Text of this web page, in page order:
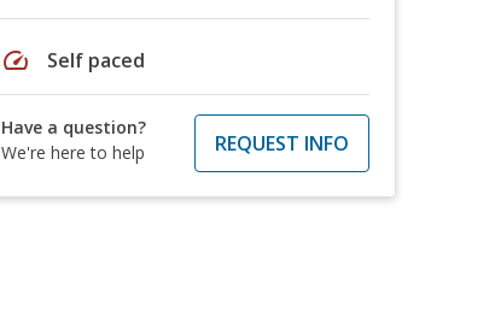
speed Self paced
Have a question?
We're here to help
REQUEST INFO